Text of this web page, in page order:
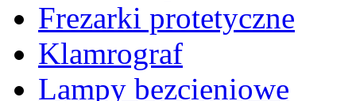
Frezarki protetyczne
Klamrograf
Lampy bezcieniowe